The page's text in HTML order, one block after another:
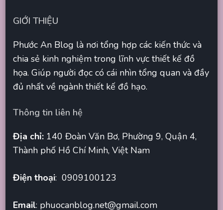
GIỚI THIỆU
Phước An Blog là nơi tổng hợp các kiến thức và
chia sẻ kinh nghiệm trong lĩnh vực thiết kế đồ
họa. Giúp người đọc có cái nhìn tổng quan và đầy
đủ nhất về ngành thiết kế đồ hạo.
Thông tin liên hệ
Địa chỉ: 140 Đoàn Văn Bơ, Phường 9, Quận 4,
Thành phố Hồ Chí Minh, Việt Nam
Điện thoại: 0909100123
Email: phuocanblog.net@gmail.com